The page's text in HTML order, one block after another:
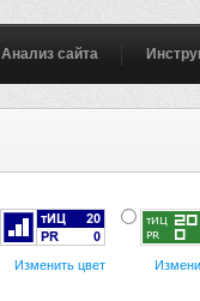
Анализ сайта
Изменить цвет